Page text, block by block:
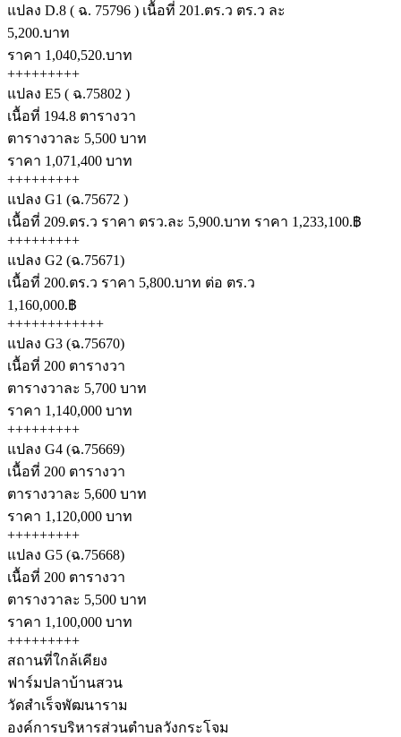
แปลง D.8 ( ฉ. 75796 ) เนื้อที่ 201.ตร.ว ตร.ว ละ
5,200.บาท
ราคา 1,040,520.บาท
+++++++++
แปลง E5 ( ฉ.75802 )
เนื้อที่ 194.8 ตารางวา
ตารางวาละ 5,500 บาท
ราคา 1,071,400 บาท
+++++++++
แปลง G1 (ฉ.75672 )
เนื้อที่ 209.ตร.ว ราคา ตรว.ละ 5,900.บาท ราคา 1,233,100.฿
+++++++++
แปลง G2 (ฉ.75671)
เนื้อที่ 200.ตร.ว ราคา 5,800.บาท ต่อ ตร.ว
1,160,000.฿
++++++++++++
แปลง G3 (ฉ.75670)
เนื้อที่ 200 ตารางวา
ตารางวาละ 5,700 บาท
ราคา 1,140,000 บาท
+++++++++
แปลง G4 (ฉ.75669)
เนื้อที่ 200 ตารางวา
ตารางวาละ 5,600 บาท
ราคา 1,120,000 บาท
+++++++++
แปลง G5 (ฉ.75668)
เนื้อที่ 200 ตารางวา
ตารางวาละ 5,500 บาท
ราคา 1,100,000 บาท
+++++++++
สถานที่ใกล้เคียง
ฟาร์มปลาบ้านสวน
วัดสำเร็จพัฒนาราม
องค์การบริหารส่วนตำบลวังกระโจม